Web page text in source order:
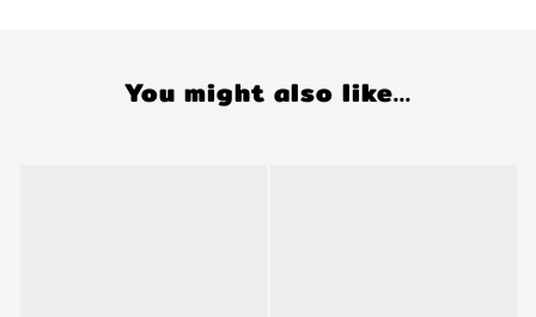
You might also like...